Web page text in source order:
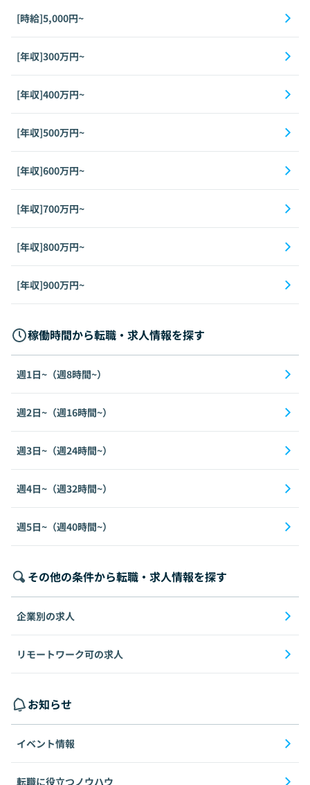
[時給]5,000円~
[年収]300万円~
[年収]400万円~
[年収]500万円~
[年収]600万円~
[年収]700万円~
[年収]800万円~
[年収]900万円~
稼働時間から転職・求人情報を探す
週1日~（週8時間~）
週2日~（週16時間~）
週3日~（週24時間~）
週4日~（週32時間~）
週5日~（週40時間~）
その他の条件から転職・求人情報を探す
企業別の求人
リモートワーク可の求人
お知らせ
イベント情報
転職に役立つノウハウ